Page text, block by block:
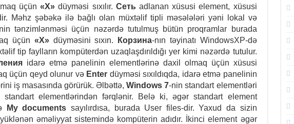
üçün«X» düyməsi sıxılır. Сетьadlanan xüsusi element, xüsusi
Məhz şəbəkə ilə bağlı olan müxtəlif tipli məsələləri yəni lokal və
tənzimlənməsi üçün nəzərdə tutulmuş bütün proqramlar burada
üçün «X»düyməsini sıxın. Корзина-nın təyinatı WindowsXP-də
tip faylların kompüterdən uzaqlaşdırıldığı yer kimi nəzərdə tutulur.
idarə etmə panelinin elementlərinə daxil olmaq üçün xüsusi
üçün qeyd olunur və Enter düyməsi sıxıldıqda, idarə etmə panelinin
iş masasında görürük.Əlbəttə,Windows 7-nin standart elementləri
standart elementlərindən fərqlənir. Belə ki, əgər standart element
My documents sayılırdısa, burada User files-dir. Yaxud da sizin
əməliyyat sistemində kompüterin adıdır.
İkinci element əgər